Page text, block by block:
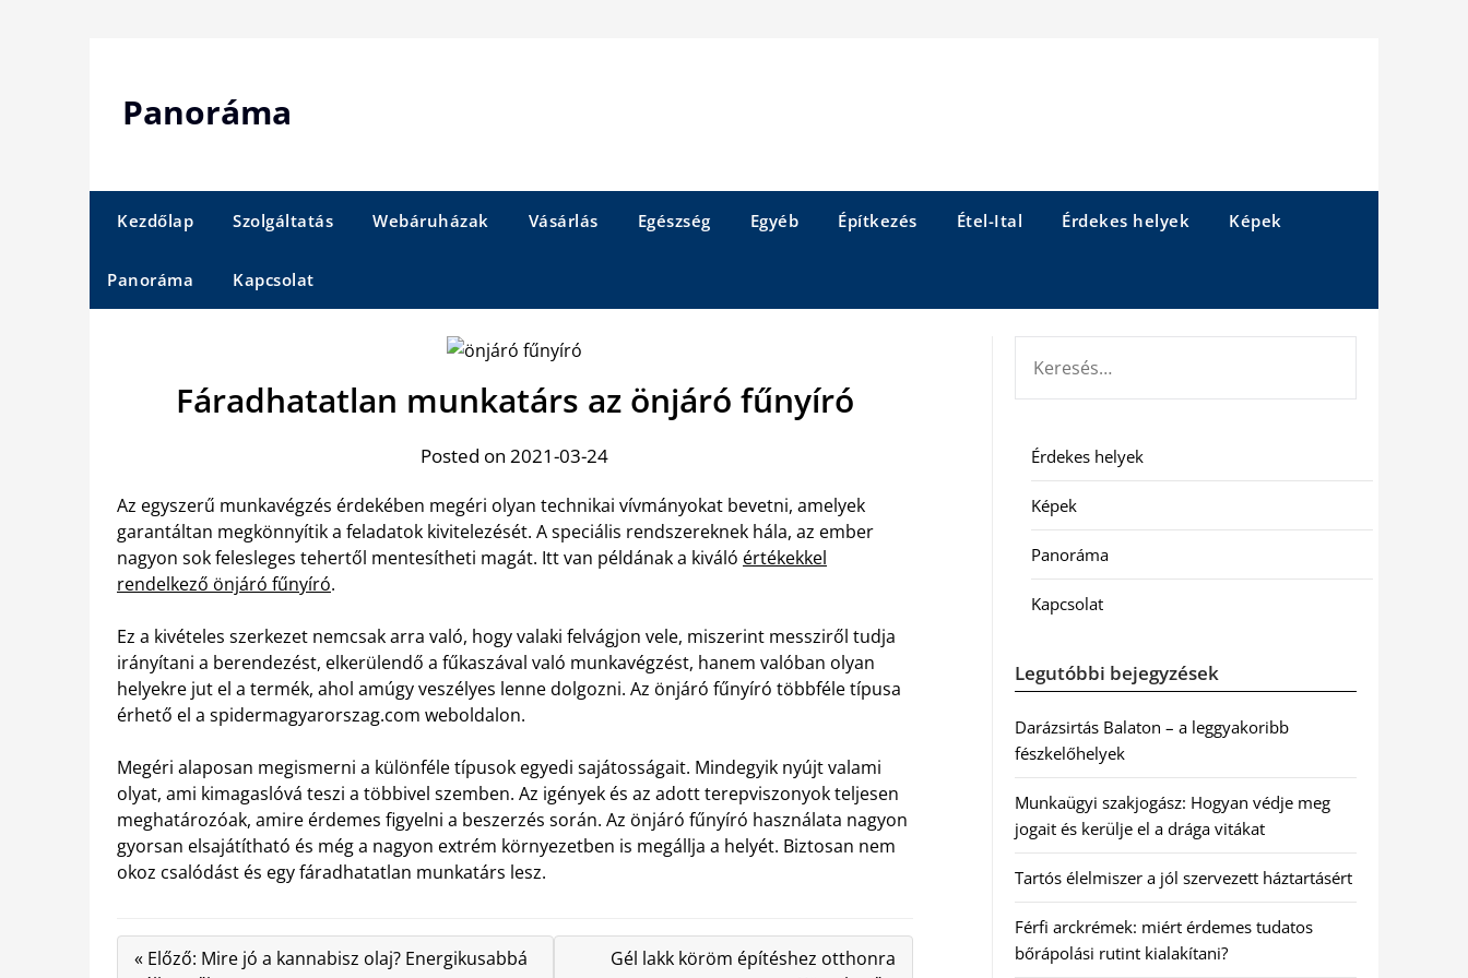
Panoráma
Kezdőlap Szolgáltatás Webáruházak Vásárlás Egészség Egyéb Építkezés Étel-Ital Érdekes helyek Képek
Panoráma Kapcsolat
Fáradhatatlan munkatárs az önjáró fűnyíró
Posted on 2021-03-24
Az egyszerű munkavégzés érdekében megéri olyan technikai vívmányokat bevetni, amelyek
garantáltan megkönnyítik a feladatok kivitelezését. A speciális rendszereknek hála, az ember
nagyon sok felesleges tehertől mentesítheti magát. Itt van példának a kiváló értékekkel
rendelkező önjáró fűnyíró.
Ez a kivételes szerkezet nemcsak arra való, hogy valaki felvágjon vele, miszerint messziről tudja
irányítani a berendezést, elkerülendő a fűkaszával való munkavégzést, hanem valóban olyan
helyekre jut el a termék, ahol amúgy veszélyes lenne dolgozni. Az önjáró fűnyíró többféle típusa
érhető el a spidermagyarorszag.com weboldalon.
Megéri alaposan megismerni a különféle típusok egyedi sajátosságait. Mindegyik nyújt valami
olyat, ami kimagaslóvá teszi a többivel szemben. Az igények és az adott terepviszonyok teljesen
meghatározóak, amire érdemes figyelni a beszerzés során. Az önjáró fűnyíró használata nagyon
gyorsan elsajátítható és még a nagyon extrém környezetben is megállja a helyét. Biztosan nem
okoz csalódást és egy fáradhatatlan munkatárs lesz.
« Előző: Mire jó a kannabisz olaj? Energikusabbá
Gél lakk köröm építéshez otthonra
Érdekes helyek
Képek
Panoráma
Kapcsolat
Legutóbbi bejegyzések
Darázsirtás Balaton – a leggyakoribb
fészkelőhelyek
Munkaügyi szakjogász: Hogyan védje meg
jogait és kerülje el a drága vitákat
Tartós élelmiszer a jól szervezett háztartásért
Férfi arckrémek: miért érdemes tudatos
bőrápolási rutint kialakítani?